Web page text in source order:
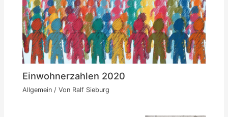
Einwohnerzahlen 2020
Allgemein / Von Ralf Sieburg